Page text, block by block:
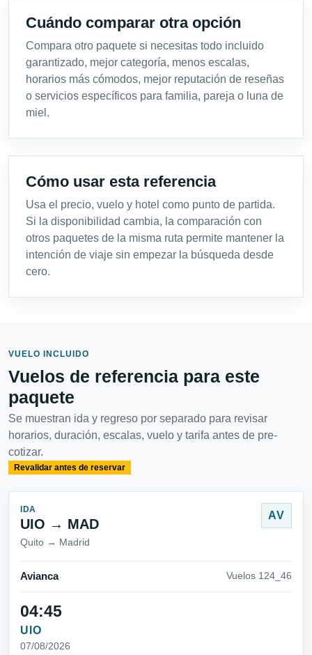
Cuándo comparar otra opción
Compara otro paquete si necesitas todo incluido
garantizado, mejor categoría, menos escalas,
horarios más cómodos, mejor reputación de reseñas
o servicios específicos para familia, pareja o luna de
miel.
Cómo usar esta referencia
Usa el precio, vuelo y hotel como punto de partida.
Si la disponibilidad cambia, la comparación con
otros paquetes de la misma ruta permite mantener la
intención de viaje sin empezar la búsqueda desde
cero.
VUELO INCLUIDO
Vuelos de referencia para este
paquete
Se muestran ida y regreso por separado para revisar
horarios, duración, escalas, vuelo y tarifa antes de pre-
cotizar.
Revalidar antes de reservar
IDA
UIO → MAD
Quito → Madrid
AV
Avianca Vuelos 124_46
04:45
UIO
07/08/2026